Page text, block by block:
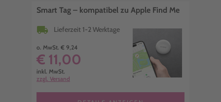
Smart Tag – kompatibel zu Apple Find Me
local_shipping Lieferzeit 1-2 Werktage
o. MwSt. € 9,24
€ 11,00
inkl. MwSt.
zzgl. Versand